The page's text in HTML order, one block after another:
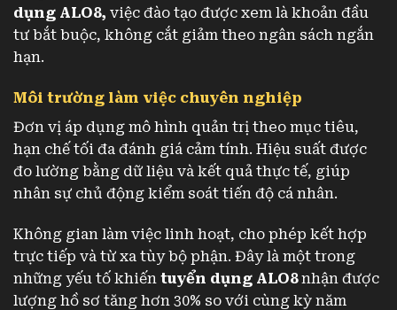
dụng ALO8, việc đào tạo được xem là khoản đầu
tư bắt buộc, không cắt giảm theo ngân sách ngắn
hạn.
Môi trường làm việc chuyên nghiệp
Đơn vị áp dụng mô hình quản trị theo mục tiêu,
hạn chế tối đa đánh giá cảm tính. Hiệu suất được
đo lường bằng dữ liệu và kết quả thực tế, giúp
nhân sự chủ động kiểm soát tiến độ cá nhân.
Không gian làm việc linh hoạt, cho phép kết hợp
trực tiếp và từ xa tùy bộ phận. Đây là một trong
những yếu tố khiến tuyển dụng ALO8nhận được
lượng hồ sơ tăng hơn 30% so với cùng kỳ năm